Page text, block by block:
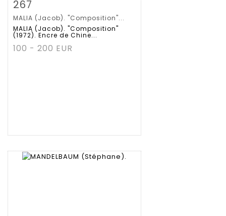
267
MALIA (Jacob). "Composition"...
MALIA (Jacob). "Composition"
(1972). Encre de Chine...
100 - 200 EUR